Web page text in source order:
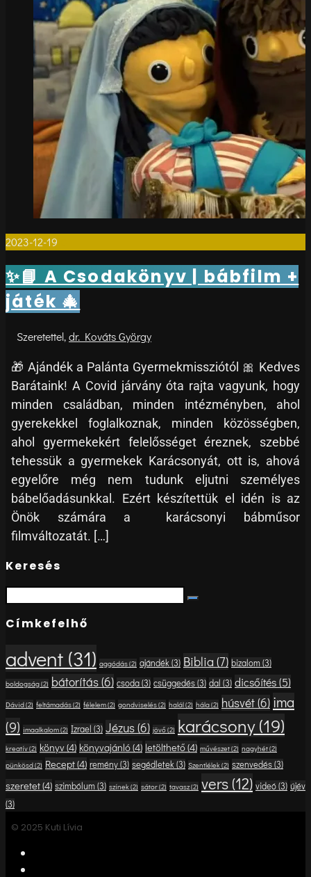
2023-12-19
✨📘 A Csodakönyv | bábfilm +
játék 🎄
dr. Kováts György
🎁 Ajándék a Palánta Gyermekmissziótól 🎀 Kedves
Barátaink! A Covid járvány óta rajta vagyunk, hogy
minden családban, minden intézményben, ahol
gyerekekkel foglalkoznak, minden közösségben,
ahol gyermekekért felelősséget éreznek, szebbé
tehessük a gyermekek Karácsonyát, ott is, ahová
egyelőre még nem tudunk eljutni személyes
bábelőadásunkkal. Ezért készítettük el idén is az
Önök számára a karácsonyi bábműsor
filmváltozatát. […]
Keresés
Search
Címkefelhő
advent (31) aggódás(2) ajándék (3) Biblia (7) bizalom(3)
boldogság(2) bátorítás(6) csoda(3) csüggedés(3) dal (3) dicsőítés(5)
Dávid(2) feltámadás(2) félelem(2) gondviselés(2) halál(2) hála(2) húsvét(6) ima
(9) imaalkalom(2) Izrael (3) Jézus(6) jövő(2) karácsony(19)
kreatív(2) könyv(4) könyvajánló(4) letölthető(4) művészet(2) nagyhét(2)
pünkösd(2) Recept(4) remény(3) segédletek (3) Szentlélek(2) szenvedés(3)
szeretet(4) szimbólum(3) színek(2) sátor(2) tavasz(2) vers (12) videó(3) újév
(3)
© 2025 Kuti Lívia